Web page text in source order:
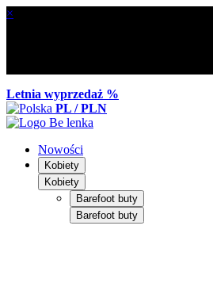
×
Letnia wyprzedaż %
PL / PLN
Nowości
Kobiety
Kobiety
Barefoot buty
Barefoot buty